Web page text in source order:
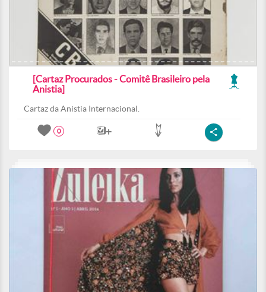
[Cartaz Procurados - Comitê Brasileiro pela
Anistia]
Cartaz da Anistia Internacional.
0